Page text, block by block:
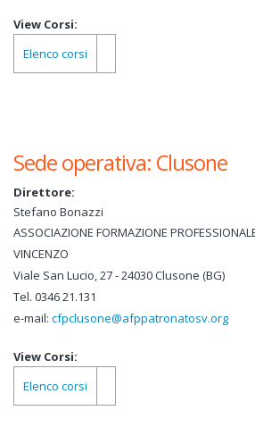
View Corsi:
Elenco corsi
Sede operativa: Clusone
Direttore:
Stefano Bonazzi
ASSOCIAZIONE FORMAZIONE
VINCENZO
Viale San Lucio, 27 - 24030 Clusone (BG)
Tel. 0346 21.131
e-mail: cfpclusone@afppatronatosv.org
View Corsi:
Elenco corsi